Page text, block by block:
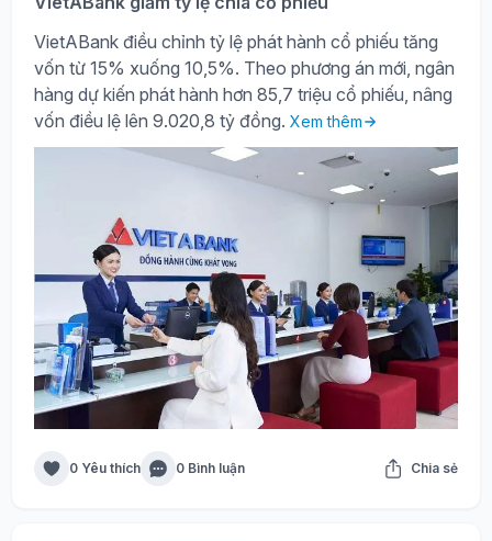
VietABank điều chỉnh tỷ lệ phát hành cổ phiếu tăng
vốn từ 15% xuống 10,5%. Theo phương án mới, ngân
hàng dự kiến phát hành hơn 85,7 triệu cổ phiếu, nâng
vốn điều lệ lên 9.020,8 tỷ đồng. Xem thêm
0 Yêu thích 0 Bình luận Chia sẻ